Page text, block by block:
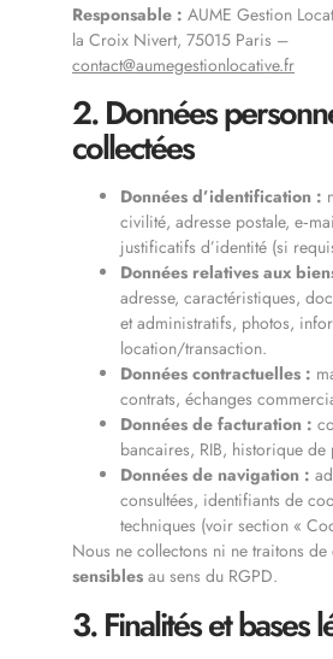
Responsable : AUME Gestion
la Croix Nivert, 75015 Paris –
contact@aumegestionlocative.fr
2. Données
collectées
Données d’identification :
civilité, adresse postale,
justificatifs d’identité (si
Données relatives aux
adresse, caractéristiques,
et administratifs, photos,
location/transaction.
Données contractuelles :
contrats, échanges
Données de facturation :
bancaires, RIB, historique de
Données de navigation :
consultées, identifiants de
techniques (voir section «
Nous ne collectons ni ne traitons de
sensibles au sens du RGPD.
3. Finalités et bases